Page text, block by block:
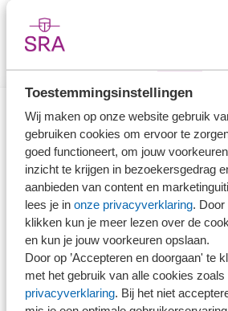
Toestemmingsinstellingen
Wij maken op onze website gebruik
gebruiken cookies om ervoor te
goed functioneert, om jouw
inzicht te krijgen in bezoekersgedrag
aanbieden van content en
lees je in onze privacyverklaring. Door
klikken kun je meer lezen over de
en kun je jouw voorkeuren opslaan.
Door op ’Accepteren en doorgaan' te
met het gebruik van alle cookies
privacyverklaring. Bij het niet
Direct naar
Stel je vaktechnische vraag
Branche in Zicht
Dossiers
Kantoorvinder
Nieuwsbank